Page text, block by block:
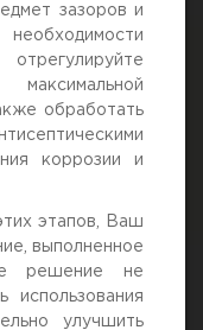
зазоров и
обработать
коррозии и
этапов, Ваш
выполненное
решение не
использования
улучшить